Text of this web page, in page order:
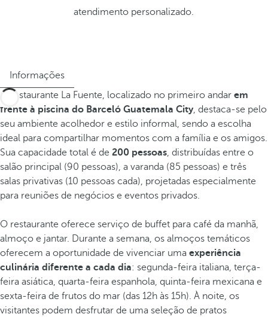
atendimento personalizado.
Informações
O restaurante La Fuente, localizado no primeiro andar em
frente à piscina do Barceló Guatemala City, destaca-se pelo
seu ambiente acolhedor e estilo informal, sendo a escolha
ideal para compartilhar momentos com a família e os amigos.
Sua capacidade total é de 200 pessoas, distribuídas entre o
salão principal (90 pessoas), a varanda (85 pessoas) e três
salas privativas (10 pessoas cada), projetadas especialmente
para reuniões de negócios e eventos privados.
O restaurante oferece serviço de buffet para café da manhã,
almoço e jantar. Durante a semana, os almoços temáticos
oferecem a oportunidade de vivenciar uma experiência
culinária diferente a cada dia: segunda-feira italiana, terça-
feira asiática, quarta-feira espanhola, quinta-feira mexicana e
sexta-feira de frutos do mar (das 12h às 15h). À noite, os
visitantes podem desfrutar de uma seleção de pratos